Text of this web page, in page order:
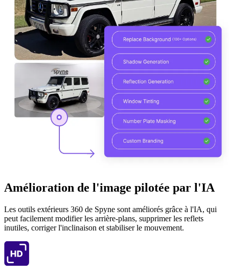
Amélioration de l'image pilotée par l'IA
Les outils extérieurs 360 de Spyne sont améliorés grâce à l'IA, qui
peut facilement modifier les arrière-plans, supprimer les reflets
inutiles, corriger l'inclinaison et stabiliser le mouvement.